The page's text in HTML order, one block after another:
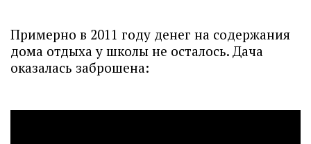
Примерно в 2011 году денег на содержания
дома отдыха у школы не осталось. Дача
оказалась заброшена: